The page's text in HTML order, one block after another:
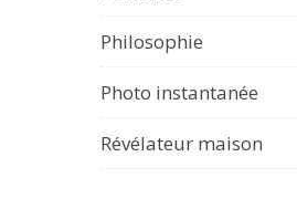
Philosophie
Photo instantanée
Révélateur maison